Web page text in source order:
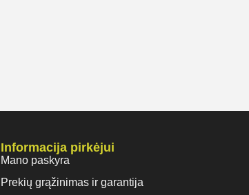
Informacija pirkėjui
Mano paskyra
Prekių grąžinimas ir garantija